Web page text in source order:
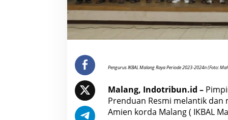
D
i
l
a
t
S
p
J
i
h
Pengurus IKBAL Malang Raya Periode 2023-2024n (Foto:
Malang, Indotribun.id –
Prenduan Resmi melantik dan
Amien korda Malang ( IKBAL